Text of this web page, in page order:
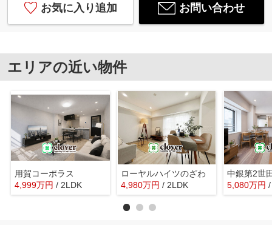
お気に入り追加 お問い合わせ
エリアの近い物件
用賀コーポラス
4,999万円 / 2LDK
ローヤルハイツのざわ
4,980万円 / 2LDK 5,080万円